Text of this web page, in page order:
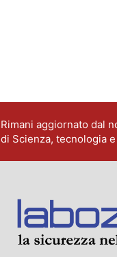
Rimani aggiornato dal
di Scienza, tecnologia